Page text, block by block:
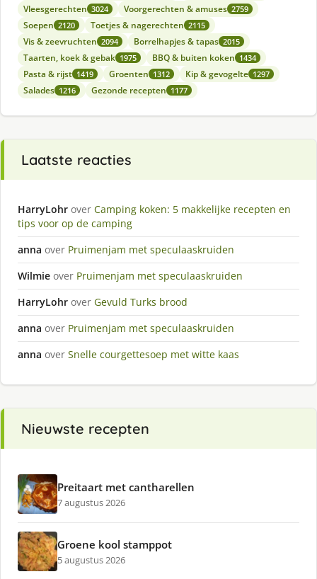
Vleesgerechten 3024 Voorgerechten & amuses 2759
Soepen 2120 Toetjes & nagerechten 2115
Vis & zeevruchten 2094 Borrelhapjes & tapas 2015
Taarten, koek & gebak 1975 BBQ & buiten koken 1434
Pasta & rijst 1419 Groenten 1312 Kip & gevogelte 1297
Salades 1216 Gezonde recepten 1177
Laatste reacties
HarryLohr over Camping koken: 5 makkelijke recepten en
tips voor op de camping
anna over Pruimenjam met speculaaskruiden
Wilmie over Pruimenjam met speculaaskruiden
HarryLohr over Gevuld Turks brood
anna over Pruimenjam met speculaaskruiden
anna over Snelle courgettesoep met witte kaas
Nieuwste recepten
Preitaart met cantharellen
7 augustus 2026
Groene kool stamppot
5 augustus 2026